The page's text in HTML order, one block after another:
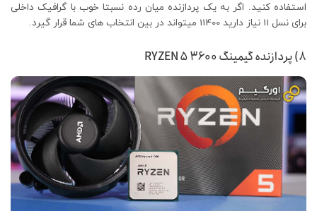
استفاده کنید. اگر به یک پردازنده میان رده نسبتا خوب با گرافیک داخلی
برای نسل 11 نیاز دارید 11400 میتواند در بین انتخاب های شما قرار گیرد.
۸) پردازنده گیمینگ RYZEN 5 3600